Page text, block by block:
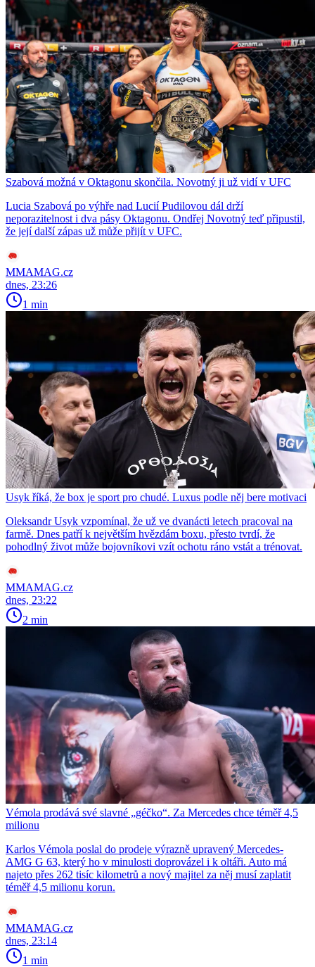
Szabová možná v Oktagonu skončila. Novotný ji už vidí v UFC
Lucia Szabová po výhře nad Lucií Pudilovou dál drží
neporazitelnost i dva pásy Oktagonu. Ondřej Novotný teď připustil,
že její další zápas už může přijít v UFC.
MMAMAG.cz
dnes, 23:26
1 min
Usyk říká, že box je sport pro chudé. Luxus podle něj bere motivaci
Oleksandr Usyk vzpomínal, že už ve dvanácti letech pracoval na
farmě. Dnes patří k největším hvězdám boxu, přesto tvrdí, že
pohodlný život může bojovníkovi vzít ochotu ráno vstát a trénovat.
MMAMAG.cz
dnes, 23:22
2 min
Vémola prodává své slavné „géčko“. Za Mercedes chce téměř 4,5
milionu
Karlos Vémola poslal do prodeje výrazně upravený Mercedes-
AMG G 63, který ho v minulosti doprovázel i k oltáři. Auto má
najeto přes 262 tisíc kilometrů a nový majitel za něj musí zaplatit
téměř 4,5 milionu korun.
MMAMAG.cz
dnes, 23:14
1 min